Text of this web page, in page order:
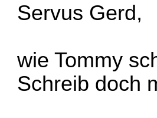
Servus Gerd,
wie Tommy
Schreib doch